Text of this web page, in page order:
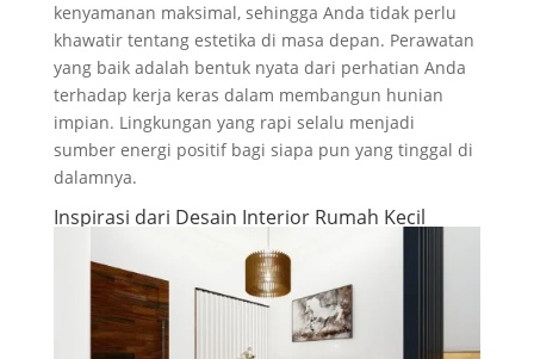
kenyamanan maksimal, sehingga Anda tidak perlu
khawatir tentang estetika di masa depan. Perawatan
yang baik adalah bentuk nyata dari perhatian Anda
terhadap kerja keras dalam membangun hunian
impian. Lingkungan yang rapi selalu menjadi
sumber energi positif bagi siapa pun yang tinggal di
dalamnya.
Inspirasi dari Desain Interior Rumah Kecil